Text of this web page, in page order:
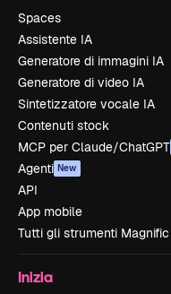
Spaces
Assistente IA
Generatore di immagini IA
Generatore di video IA
Sintetizzatore vocale IA
Contenuti stock
MCP per Claude/ChatGPT
Agenti New
API
App mobile
Tutti gli strumenti Magnific
Inizia